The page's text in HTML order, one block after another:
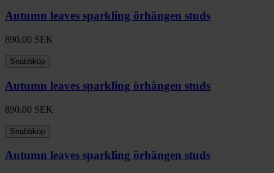
Autumn leaves sparkling örhängen studs
890.00 SEK
Snabbköp
Autumn leaves sparkling örhängen studs
890.00 SEK
Snabbköp
Autumn leaves sparkling örhängen studs